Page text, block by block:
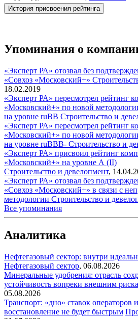
История присвоения рейтинга
Упоминания о
«Эксперт РА» отозвал без
«Совхоз «Московский+»
18.02.2019
«Эксперт РА» пересмотрел рейтинг
«Московский+» по новой
на уровне ruВВ Строительство и
«Эксперт РА» пересмотрел рейтинг
«Московский+» по новой
на уровне ruBBB- Строительство и
«Эксперт РА» присвоил рейтинг
«Московский+» на уровне А (II)
Строительство и девелопмент,
«Эксперт РА» отозвал без
«Совхоз «Московский+» в связи с
методологии Строительство и
Все упоминания
Аналитика
Нефтегазовый сектор: внутри
Нефтегазовый сектор, 06.08.2026
Минеральные удобрения: отрасль
устойчивость вопреки внешним
05.08.2026
Транспорт: «дно» ставок операторов
восстановление не будет быстрым